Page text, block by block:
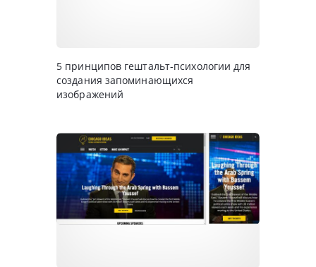
5 принципов гештальт-психологии для
создания запоминающихся
изображений